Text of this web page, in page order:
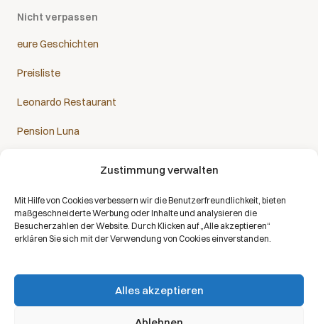
Zustimmung verwalten
Mit Hilfe von Cookies verbessern wir die Benutzerfreundlichkeit, bieten
maßgeschneiderte Werbung oder Inhalte und analysieren die
Besucherzahlen der Website. Durch Klicken auf „Alle akzeptieren“
erklären Sie sich mit der Verwendung von Cookies einverstanden.
Alles akzeptieren
Nicht verpassen
eure Geschichten
Preisliste
Leonardo Restaurant
Pension Luna
Das Sanatorium Helios ist Partner aller Krankenkassen:
Copyright © 2026 | Alle Rechte vorbehalten | Sanatorium Helios DE